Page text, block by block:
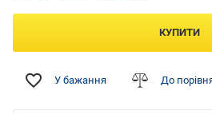
КУПИТИ
У бажання До